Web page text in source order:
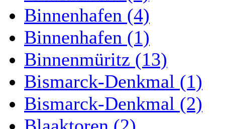
Binnenhafen (4)
Binnenhafen (1)
Binnenmüritz (13)
Bismarck-Denkmal (1)
Bismarck-Denkmal (2)